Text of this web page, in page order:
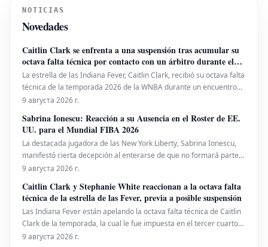
NOTICIAS
Novedades
Caitlin Clark se enfrenta a una suspensión tras acumular su
octava falta técnica por contacto con un árbitro durante el
partido Fever vs. Sky
La estrella de las Indiana Fever, Caitlin Clark, recibió su octava falta
técnica de la temporada 2026 de la WNBA durante un encuentro
contra las Chicago Sky el sábado.
9 августа 2026 г.
Sabrina Ionescu: Reacción a su Ausencia en el Roster de EE.
UU. para el Mundial FIBA 2026
La destacada jugadora de las New York Liberty, Sabrina Ionescu,
manifestó cierta decepción al enterarse de que no formará parte
del equipo de Estados Unidos para la Copa Mundial FIBA 2026.
9 августа 2026 г.
Caitlin Clark y Stephanie White reaccionan a la octava falta
técnica de la estrella de las Fever, previa a posible suspensión
Las Indiana Fever están apelando la octava falta técnica de Caitlin
Clark de la temporada, la cual le fue impuesta en el tercer cuarto
de la victoria del sábado por 90-86 sobre las Chicago Sky. La
9 августа 2026 г.